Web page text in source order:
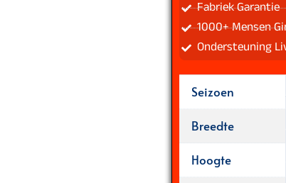
Fabriek Garantie
1000+ Mensen
Ondersteuning
Seizoen
Breedte
Hoogte